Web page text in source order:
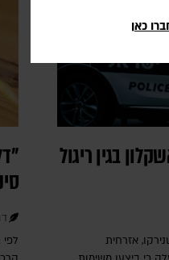
כאן
בגין ריגול
אזרחית